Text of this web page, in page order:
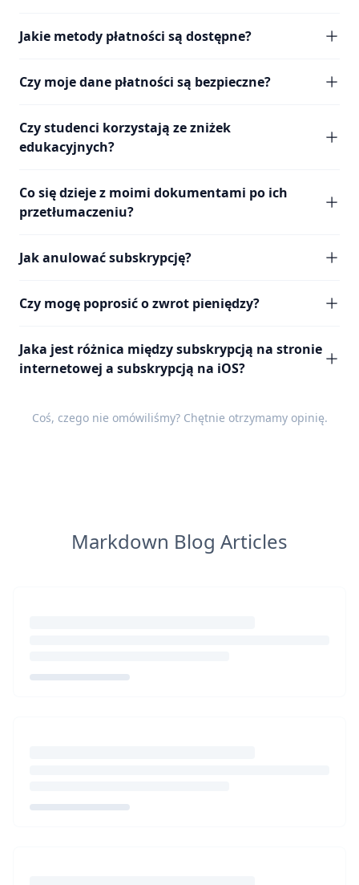
Jakie metody płatności są dostępne?
Czy moje dane płatności są bezpieczne?
Czy studenci korzystają ze zniżek
edukacyjnych?
Co się dzieje z moimi dokumentami po ich
przetłumaczeniu?
Jak anulować subskrypcję?
Czy mogę poprosić o zwrot pieniędzy?
Jaka jest różnica między subskrypcją na stronie
internetowej a subskrypcją na iOS?
Coś, czego nie omówiliśmy? Chętnie otrzymamy opinię.
Markdown Blog Articles